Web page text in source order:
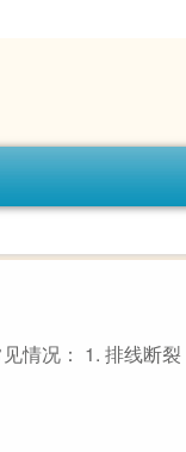
情况： 1. 排线断